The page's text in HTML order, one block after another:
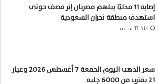
إصابة 11 مدنيًا بينهم مصريان إثر قصف حوثي
استهدف منطقة نجران السعودية
منذ 13 ساعة
سعر الذهب اليوم الجمعة 7 أغسطس 2026 وعيار
21 يقترب من 6000 جنيه